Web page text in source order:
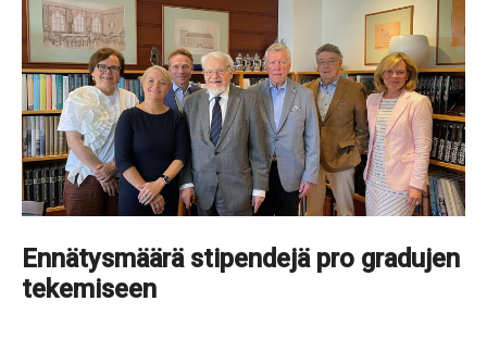
Ennätysmäärä stipendejä pro gradujen
tekemiseen